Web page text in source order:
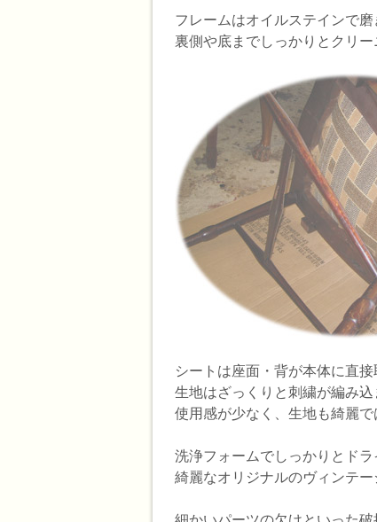
フレームはオイルステインで
裏側や底までしっかりとクリ
シートは座面・背が本体に直
生地はざっくりと刺繍が編み込
使用感が少なく、生地も綺麗で
洗浄フォームでしっかりとドラ
綺麗なオリジナルのヴィンテー